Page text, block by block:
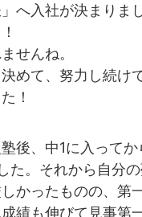
」へ入社が決まりま
せんね。
めて、努力し続け
！
後、中1に入って
た。それから自分
かったものの、第
績も伸びて見事第